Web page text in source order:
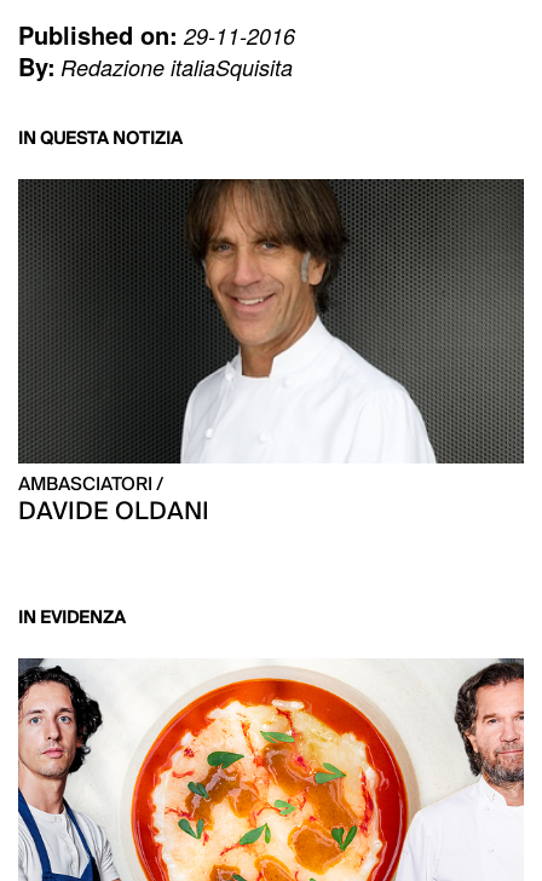
Published on: 29-11-2016
By: Redazione italiaSquisita
IN QUESTA NOTIZIA
AMBASCIATORI /
DAVIDE OLDANI
IN EVIDENZA